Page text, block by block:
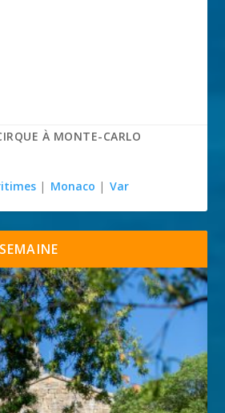
À MONTE-CARLO
| Monaco | Var